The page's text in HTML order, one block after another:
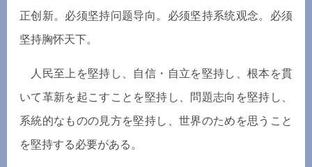
正创 新。必须坚持问题导向。必须坚持系统观念。必须
坚持胸怀天下。
人民至上を堅持し、自信 ・ 自立を堅持し、根本を貫
いて革新を起こすことを堅持し、問題志向を堅持し、
系統的なものの見方を堅持し、世界のためを思うこと
を堅持する必要がある。